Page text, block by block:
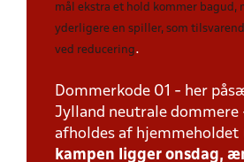
mål ekstra et hold kommer bagud,
yderligere en spiller, som
ved reducering.
Dommerkode 01 - her
Jylland neutrale dommere
afholdes af hjemmeholdet
kampen ligger onsdag,